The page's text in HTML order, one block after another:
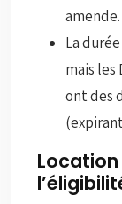
amende.
La
mais les
ont des
Location